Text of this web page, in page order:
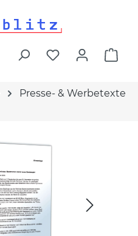
Presse- & Werbetexte